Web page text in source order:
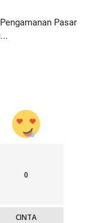
Pasar
0
CINTA